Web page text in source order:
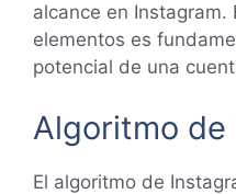
alcance en Instagram.
elementos es
potencial de una
Algoritmo de
El algoritmo de